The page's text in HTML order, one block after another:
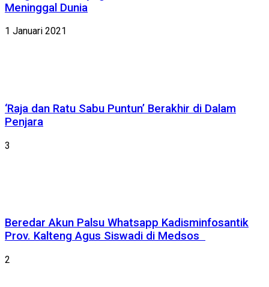
Meninggal Dunia
1 Januari 2021
‘Raja dan Ratu Sabu Puntun’ Berakhir di Dalam
Penjara
3
Beredar Akun Palsu Whatsapp Kadisminfosantik
Prov. Kalteng Agus Siswadi di Medsos
2